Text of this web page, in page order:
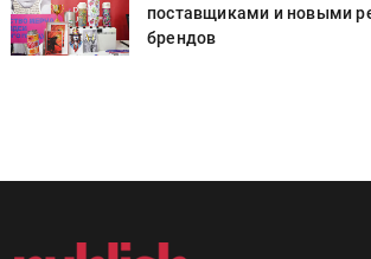
поставщиками и новыми
брендов